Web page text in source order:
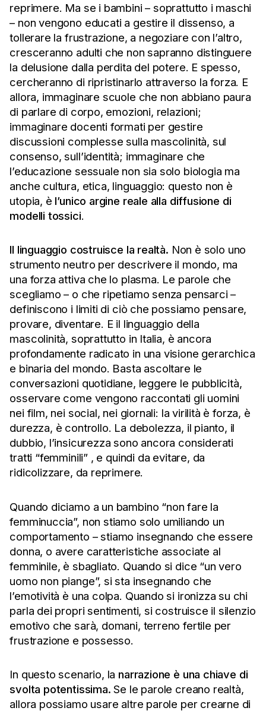
reprimere. Ma se i bambini – soprattutto i maschi
– non vengono educati a gestire il dissenso, a
tollerare la frustrazione, a negoziare con l’altro,
cresceranno adulti che non sapranno distinguere
la delusione dalla perdita del potere. E spesso,
cercheranno di ripristinarlo attraverso la forza. E
allora, immaginare scuole che non abbiano paura
di parlare di corpo, emozioni, relazioni;
immaginare docenti formati per gestire
discussioni complesse sulla mascolinità, sul
consenso, sull’identità; immaginare che
l’educazione sessuale non sia solo biologia ma
anche cultura, etica, linguaggio: questo non è
utopia, è l’unico argine reale alla diffusione di
modelli tossici.
Il linguaggio costruisce la realtà. Non è solo uno
strumento neutro per descrivere il mondo, ma
una forza attiva che lo plasma. Le parole che
scegliamo – o che ripetiamo senza pensarci –
definiscono i limiti di ciò che possiamo pensare,
provare, diventare. E il linguaggio della
mascolinità, soprattutto in Italia, è ancora
profondamente radicato in una visione gerarchica
e binaria del mondo. Basta ascoltare le
conversazioni quotidiane, leggere le pubblicità,
osservare come vengono raccontati gli uomini
nei film, nei social, nei giornali: la virilità è forza, è
durezza, è controllo. La debolezza, il pianto, il
dubbio, l’insicurezza sono ancora considerati
tratti “femminili” , e quindi da evitare, da
ridicolizzare, da reprimere.
Quando diciamo a un bambino “non fare la
femminuccia”, non stiamo solo umiliando un
comportamento – stiamo insegnando che essere
donna, o avere caratteristiche associate al
femminile, è sbagliato. Quando si dice “un vero
uomo non piange”, si sta insegnando che
l’emotività è una colpa. Quando si ironizza su chi
parla dei propri sentimenti, si costruisce il silenzio
emotivo che sarà, domani, terreno fertile per
frustrazione e possesso.
In questo scenario, la narrazione è una chiave di
svolta potentissima. Se le parole creano realtà,
allora possiamo usare altre parole per crearne di